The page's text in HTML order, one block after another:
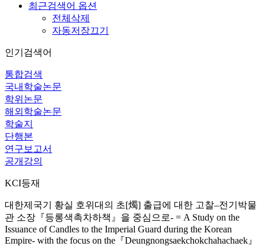
최근검색어 옵션
전체삭제
자동저장끄기
인기검색어
통합검색
국내학술논문
학위논문
해외학술논문
학술지
단행본
연구보고서
공개강의
KCI등재
대한제국기 황실 호위대의 초[燭] 출급에 대한 고찰–전기박물
관 소장『등롱색촉차하책』을 중심으로- = A Study on the
Issuance of Candles to the Imperial Guard during the Korean
Empire- with the focus on the『Deungnongsaekchokchahachaek』